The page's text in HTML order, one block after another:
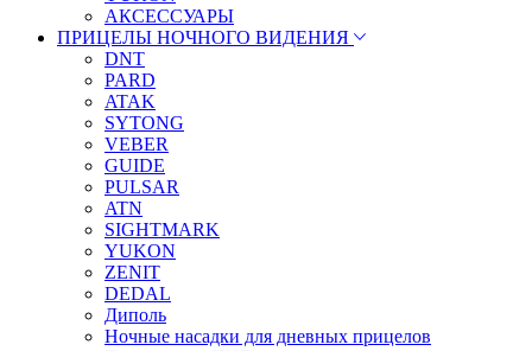
АКСЕССУАРЫ
ПРИЦЕЛЫ НОЧНОГО ВИДЕНИЯ
DNT
PARD
ATAK
SYTONG
VEBER
GUIDE
PULSAR
ATN
SIGHTMARK
YUKON
ZENIT
DEDAL
Диполь
Ночные насадки для дневных прицелов